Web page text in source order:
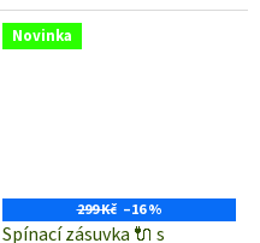
E8647N, E8647W✅ Bezdrátové
čidlo je vhodné pro přenos...
Novinka
299 Kč –16 %
Spínací zásuvka 🔌 s